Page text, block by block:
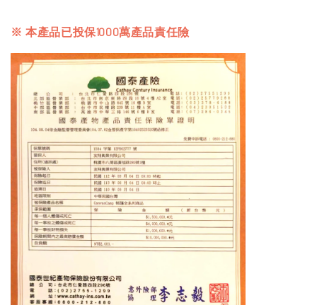
※ 本產品已投保1000萬產品責任險